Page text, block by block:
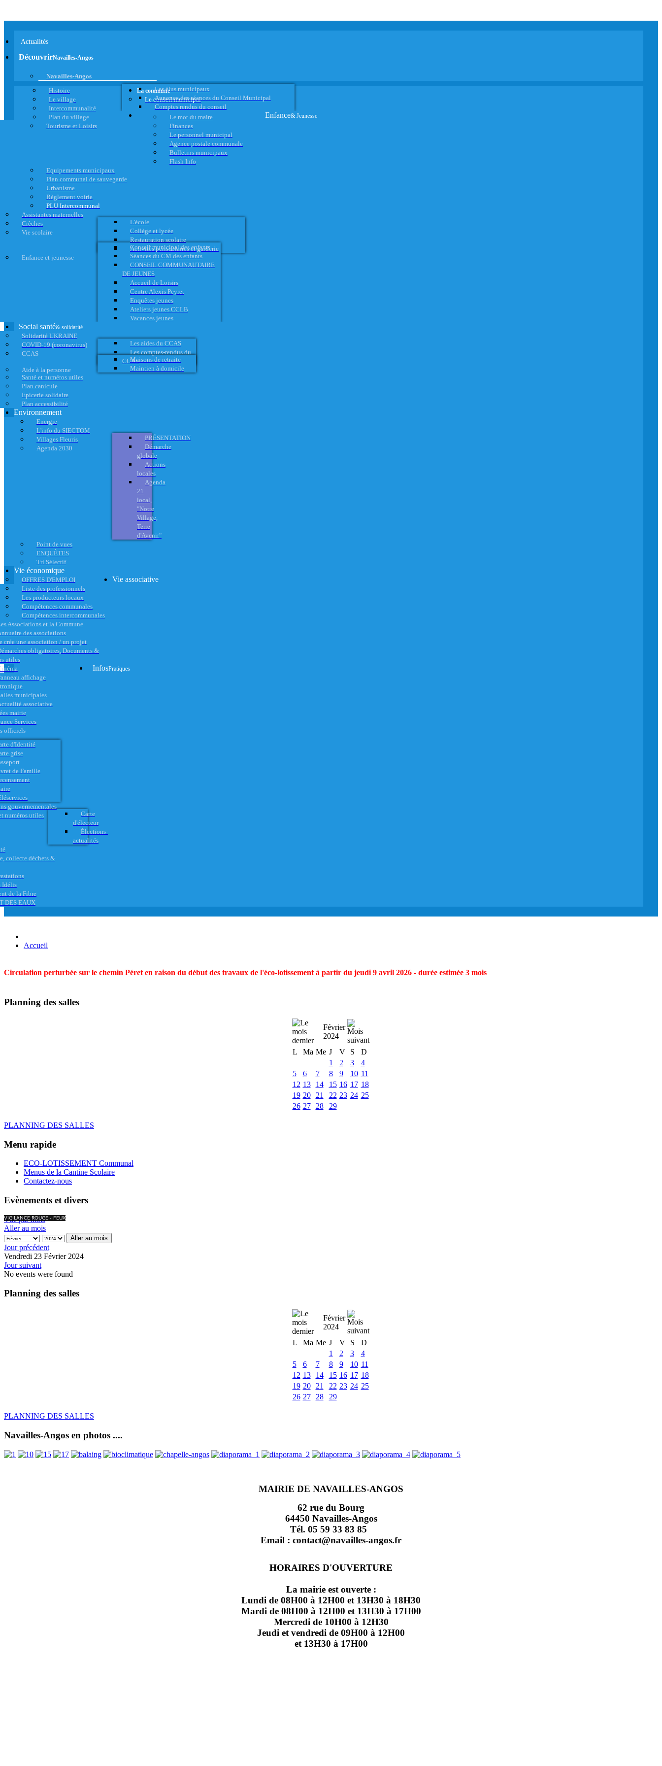
Actualités
DécouvrirNavailles-Angos
Navailles-Angos
Histoire
Le village
Intercommunalité
Plan du village
Tourisme et Loisirs
La commune
Le conseil municipal
Les élus municipaux
Annonce des séances du Conseil Municipal
Comptes rendus du conseil
Le mot du maire
Finances
Le personnel municipal
Agence postale communale
Bulletins municipaux
Flash Info
Equipements municipaux
Plan communal de sauvegarde
Urbanisme
Règlement voirie
PLU Intercommunal
Enfance& Jeunesse
Assistantes maternelles
Crèches
Vie scolaire
L'école
Collège et lycée
Restauration scolaire
Activités périscolaires et garderie
Enfance et jeunesse
Conseil municipal des enfants
Séances du CM des enfants
CONSEIL COMMUNAUTAIRE
DE JEUNES
Accueil de Loisirs
Centre Alexis Peyret
Enquêtes jeunes
Ateliers jeunes CCLB
Vacances jeunes
Social santé& solidarité
Solidarité UKRAINE
COVID-19 (coronavirus)
CCAS
Les aides du CCAS
Les comptes-rendus du
CCAS
Aide à la personne
Maisons de retraite
Maintien à domicile
Santé et numéros utiles
Plan canicule
Epicerie solidaire
Plan accessibilité
Environnement
Energie
L'info du SIECTOM
Villages Fleuris
Agenda 2030
PRÉSENTATION
Démarche
globale
Actions
locales
Agenda
21
local,
"Notre
Village,
Terre
d'Avenir"
Point de vues
ENQUÊTES
Tri Sélectif
Vie économique
OFFRES D'EMPLOI
Liste des professionnels
Les producteurs locaux
Compétences communales
Compétences intercommunales
Vie associative
Associations et la Commune
des associations
crée une association / un projet
obligatoires, Documents &
utiles
affichage
municipales
associative
InfosPratiques
mairie
Services
officiels
d'Identité
grise
de Famille
gouvernementales
numéros utiles
Carte
d'électeur
Élections-
actualités
collecte déchets &
Idélis
de la Fibre
DES EAUX
Accueil
Circulation perturbée sur le chemin Péret en raison du début des travaux de l'éco-lotissement à partir du jeudi 9 avril 2026 - durée estimée 3 mois
Planning des salles
Février
2024
L
Ma Me J V S
D
1
2 3
4
5
6 7 8 9 10 11
12 13 14 15 16 17 18
19 20 21 22 23 24 25
26 27 28 29
PLANNING DES SALLES
Menu rapide
ECO-LOTISSEMENT Communal
Menus de la Cantine Scolaire
Contactez-nous
Evènements et divers
VIGILANCE ROUGE - FEUX
Vue par mois
Aller au mois
Aller au mois
Jour précédent
Vendredi 23 Février 2024
Jour suivant
No events were found
Planning des salles
Février
2024
L
Ma Me J V S
D
1
2 3
4
5
6 7 8 9 10 11
12 13 14 15 16 17 18
19 20 21 22 23 24 25
26 27 28 29
PLANNING DES SALLES
Navailles-Angos en photos ....
MAIRIE DE NAVAILLES-ANGOS
62 rue du Bourg
64450 Navailles-Angos
Tél. 05 59 33 83 85
Email : contact@navailles-angos.fr
HORAIRES D'OUVERTURE
La mairie est ouverte :
Lundi de 08H00 à 12H00 et 13H30 à 18H30
Mardi de 08H00 à 12H00 et 13H30 à 17H00
Mercredi de 10H00 à 12H30
Jeudi et vendredi de 09H00 à 12H00
et 13H30 à 17H00